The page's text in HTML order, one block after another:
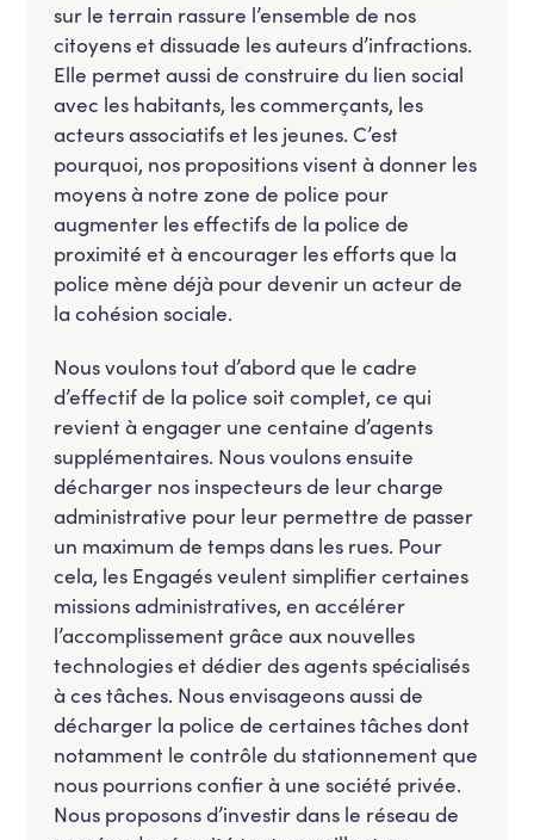
sur le terrain rassure l’ensemble de nos
citoyens et dissuade les auteurs d’infractions.
Elle permet aussi de construire du lien social
avec les habitants, les commerçants, les
acteurs associatifs et les jeunes. C’est
pourquoi, nos propositions visent à donner les
moyens à notre zone de police pour
augmenter les effectifs de la police de
proximité et à encourager les efforts que la
police mène déjà pour devenir un acteur de
la cohésion sociale.
Nous voulons tout d’abord que le cadre
d’effectif de la police soit complet, ce qui
revient à engager une centaine d’agents
supplémentaires. Nous voulons ensuite
décharger nos inspecteurs de leur charge
administrative pour leur permettre de passer
un maximum de temps dans les rues. Pour
cela, les Engagés veulent simplifier certaines
missions administratives, en accélérer
l’accomplissement grâce aux nouvelles
technologies et dédier des agents spécialisés
à ces tâches. Nous envisageons aussi de
décharger la police de certaines tâches dont
notamment le contrôle du stationnement que
nous pourrions confier à une société privée.
Nous proposons d’investir dans le réseau de